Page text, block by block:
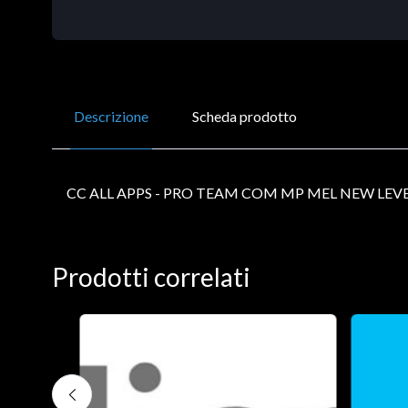
Descrizione Scheda prodotto
CC ALL APPS - PRO TEAM COM MP MEL NEW
Prodotti correlati